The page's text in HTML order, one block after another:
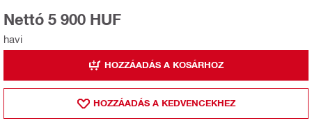
Nettó 5 900 HUF
havi
HOZZÁADÁS A KOSÁRHOZ
HOZZÁADÁS A KEDVENCEKHEZ